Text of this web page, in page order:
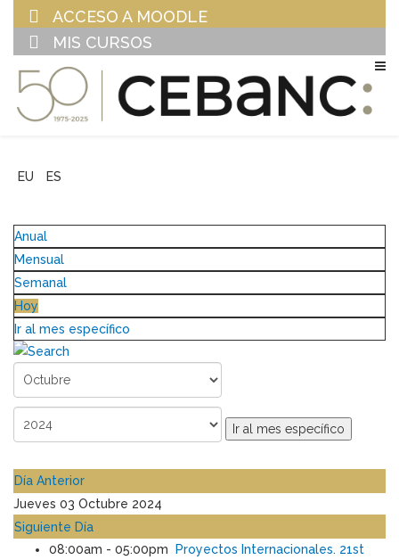
ACCESO A MOODLE
MIS CURSOS
EU ES
Anual
Mensual
Semanal
Hoy
Ir al mes específico
Ir al mes específico
Día Anterior
Jueves 03 Octubre 2024
Siguiente Día
08:00am - 05:00pm
Proyectos Internacionales. 21st